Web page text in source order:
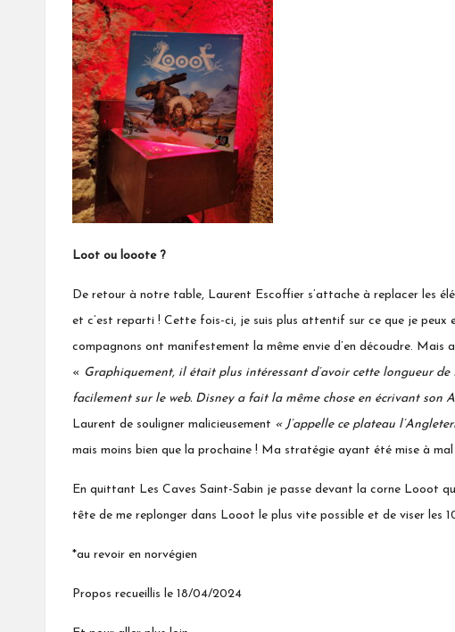
Loot ou looote ?
De retour à notre table, Laurent Escoffier s’attache à replacer les
et c’est reparti ! Cette fois-ci, je suis plus attentif sur ce que je peux
compagnons ont manifestement la même envie d’en découdre.
« Graphiquement, il était plus intéressant d’avoir cette longueur
facilement sur le web. Disney a fait la même chose en écrivant son
Laurent de souligner malicieusement « J’appelle ce plateau
mais moins bien que la prochaine ! Ma stratégie ayant été mise à
En quittant Les Caves Saint-Sabin je passe devant la corne Looot
tête de me replonger dans Looot le plus vite possible et de viser les
*au revoir en norvégien
Propos recueillis le 18/04/2024